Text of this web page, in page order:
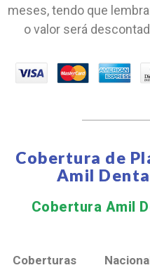
meses, tendo que
o valor será
Cobertura de
Amil
Cobertura Amil
Coberturas